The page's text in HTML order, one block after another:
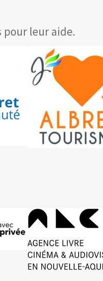
pour leur aide.